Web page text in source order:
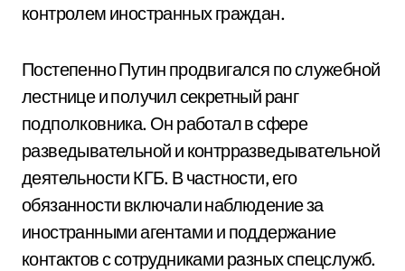
контролем иностранных граждан.
Постепенно Путин продвигался по служебной
лестнице и получил секретный ранг
подполковника. Он работал в сфере
разведывательной и контрразведывательной
деятельности КГБ. В частности, его
обязанности включали наблюдение за
иностранными агентами и поддержание
контактов с сотрудниками разных спецслужб.